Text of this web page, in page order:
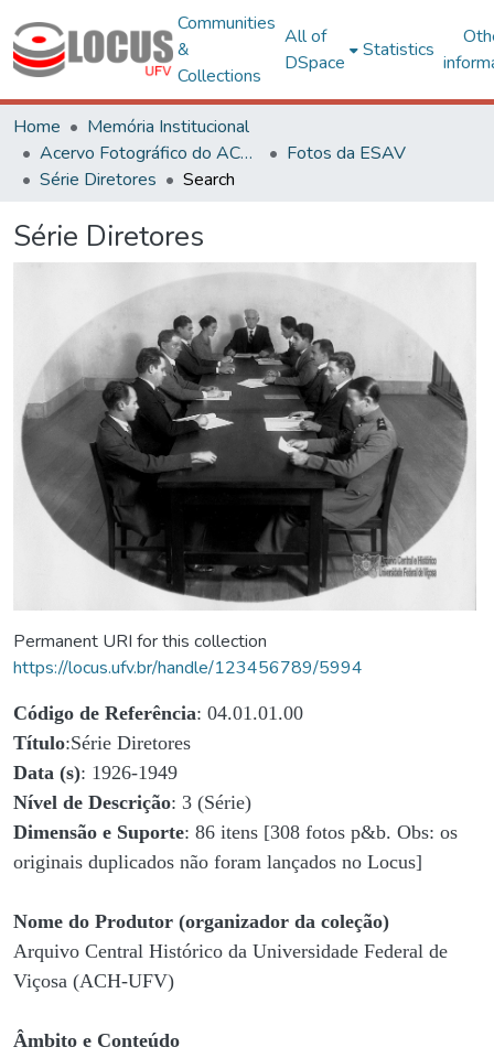
Communities
&
Collections
All of
DSpace
Statistics
Home
Memória Institucional
Acervo Fotográfico do ACH-UFV
Fotos da ESAV
Série Diretores
Search
Série Diretores
Permanent URI for this collection
https://locus.ufv.br/handle/123456789/5994
Código de Referência: 04.01.01.00
Título:Série Diretores
Data (s): 1926-1949
Nível de Descrição: 3 (Série)
Dimensão e Suporte: 86 itens [308 fotos p&b. Obs: os
originais duplicados não foram lançados no Locus]
Nome do Produtor (organizador da coleção)
Arquivo Central Histórico da Universidade Federal de
Viçosa (ACH-UFV)
Âmbito e Conteúdo